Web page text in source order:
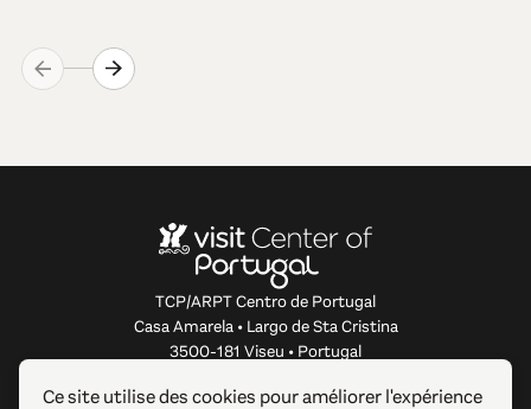
TCP/ARPT Centro de Portugal
Casa Amarela • Largo de Sta Cristina
3500-181 Viseu • Portugal
Ce site utilise des cookies pour améliorer l'expérience